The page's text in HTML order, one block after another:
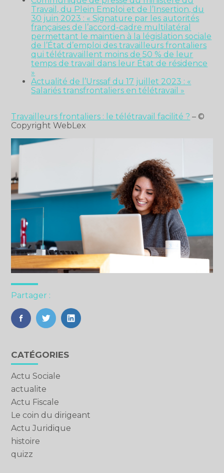
Travail, du Plein Emploi et de l’Insertion, du
30 juin 2023 : « Signature par les autorités
françaises de l’accord-cadre multilatéral
permettant le maintien à la législation sociale
de l’État d’emploi des travailleurs frontaliers
qui télétravaillent moins de 50 % de leur
temps de travail dans leur État de résidence
»
Actualité de l’Urssaf du 17 juillet 2023 : «
Salariés transfrontaliers en télétravail »
Travailleurs frontaliers : le télétravail facilité ? – ©
Copyright WebLex
Partager :
FaceBook
TwitterLinkedIn
Blog
sidebar
CATÉGORIES
Actu Sociale
actualite
Actu Fiscale
Le coin du dirigeant
Actu Juridique
histoire
quizz